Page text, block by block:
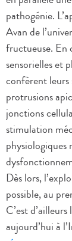
pathogénie.
Avan de
fructueuse. En
sensorielles et
confèrent
protrusions
jonctions
stimulation
Dès lors,
possible, au
C’est
aujourd’hui à